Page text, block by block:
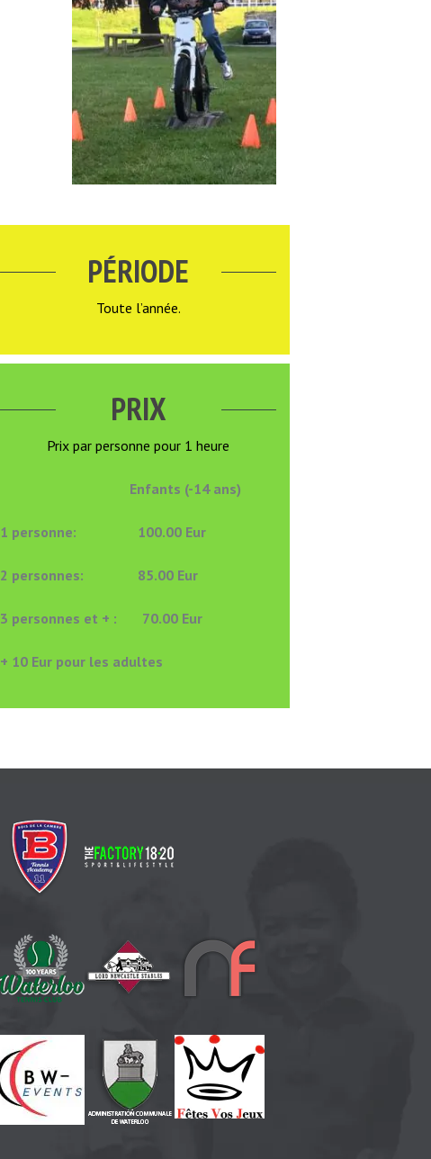
PÉRIODE
Toute l’année.
PRIX
Prix par personne pour 1 heure
Enfants (-14 ans)
1 personne: 100.00 Eur
2 personnes: 85.00 Eur
3 personnes et + : 70.00 Eur
+ 10 Eur pour les adultes